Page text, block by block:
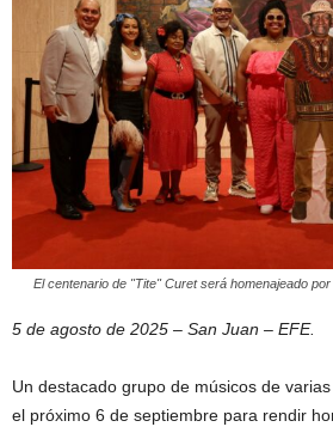
El centenario de "Tite" Curet será homenajeado
5 de agosto de 2025 – San Juan – EFE.
Un destacado grupo de músicos de
el próximo 6 de septiembre para rendir